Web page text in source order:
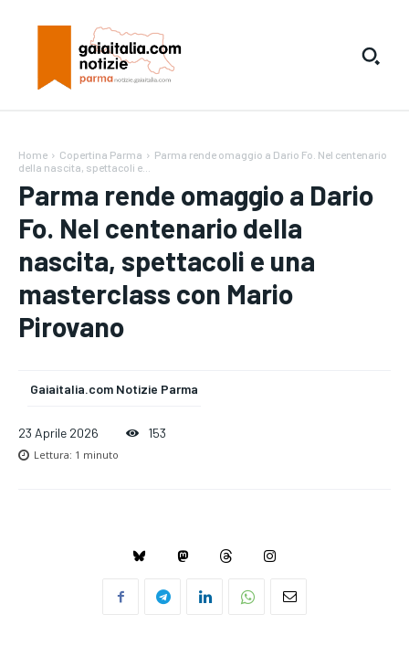
Home Copertina Parma
Parma rende omaggio a Dario Fo. Nel centenario
della nascita, spettacoli e...
Parma rende omaggio a Dario
Fo. Nel centenario della
nascita, spettacoli e una
masterclass con Mario
Pirovano
Gaiaitalia.com Notizie Parma
23 Aprile 2026 153
Lettura: 1 minuto